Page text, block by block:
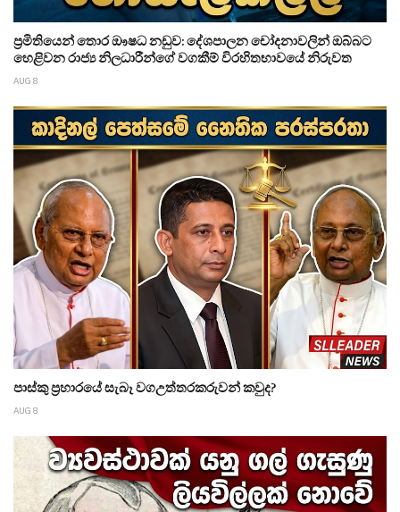
ප්‍රමිතියෙන් තොර ඖෂධ නඩුව: දේශපාලන චෝදනාවලින් ඔබ්බට
හෙළිවන රාජ්‍ය නිලධාරීන්ගේ වගකීම් විරහිතභාවයේ නිරුවත
AUG 8
පාස්කු ප්‍රහාරයේ සැබෑ වගඋත්තරකරුවන් කවුද?
AUG 8